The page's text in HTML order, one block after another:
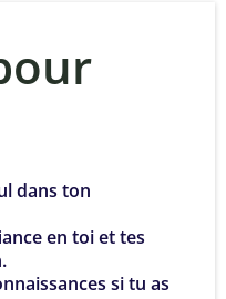
dans ton
en toi et tes
si tu as